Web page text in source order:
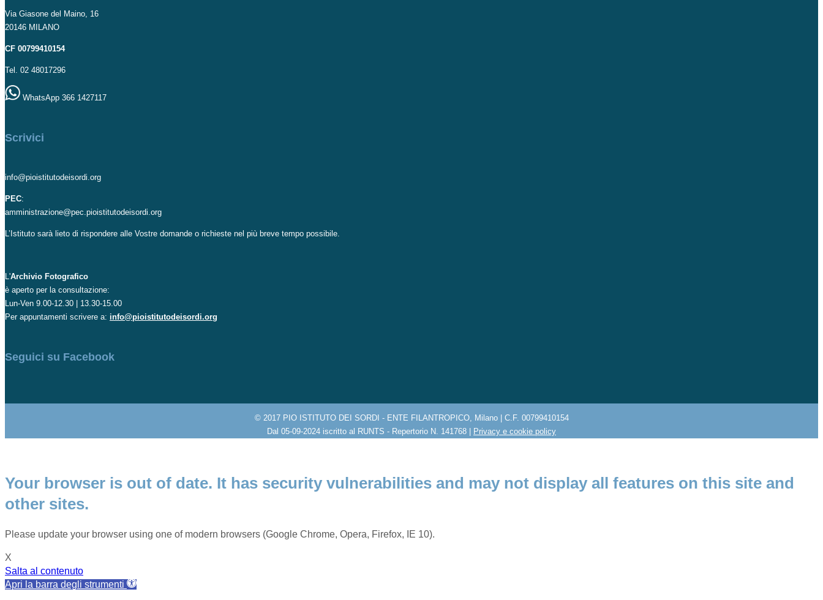
Via Giasone del Maino, 16
20146 MILANO
CF 00799410154
Tel. 02 48017296
WhatsApp 366 1427117
Scrivici
info@pioistitutodeisordi.org
PEC:
amministrazione@pec.pioistitutodeisordi.org
L’Istituto sarà lieto di rispondere alle Vostre domande o richieste nel più breve tempo possibile.
L'Archivio Fotografico
è aperto per la consultazione:
Lun-Ven 9.00-12.30 | 13.30-15.00
Per appuntamenti scrivere a: info@pioistitutodeisordi.org
Seguici su Facebook
© 2017 PIO ISTITUTO DEI SORDI - ENTE FILANTROPICO, Milano | C.F. 00799410154
Dal 05-09-2024 iscritto al RUNTS - Repertorio N. 141768 | Privacy e cookie policy
Your browser is out of date. It has security vulnerabilities and may not display all features on this site and
other sites.
Please update your browser using one of modern browsers (Google Chrome, Opera, Firefox, IE 10).
X
Salta al contenuto
Apri la barra degli strumenti